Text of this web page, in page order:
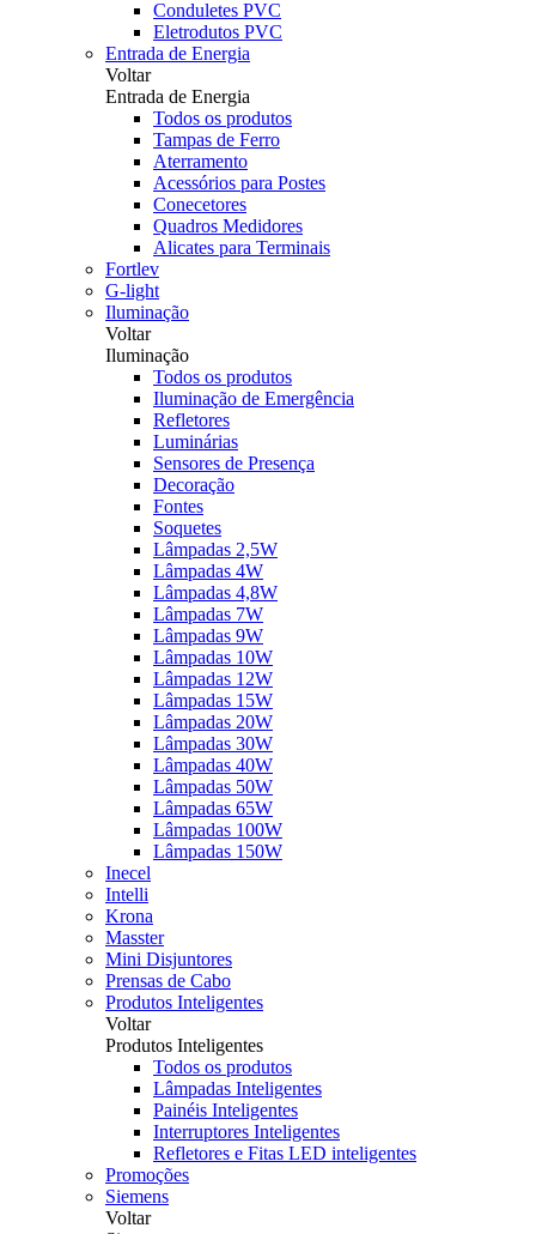
Conduletes PVC
Eletrodutos PVC
Entrada de Energia
Voltar
Entrada de Energia
Todos os produtos
Tampas de Ferro
Aterramento
Acessórios para Postes
Conecetores
Quadros Medidores
Alicates para Terminais
Fortlev
G-light
Iluminação
Voltar
Iluminação
Todos os produtos
Iluminação de Emergência
Refletores
Luminárias
Sensores de Presença
Decoração
Fontes
Soquetes
Lâmpadas 2,5W
Lâmpadas 4W
Lâmpadas 4,8W
Lâmpadas 7W
Lâmpadas 9W
Lâmpadas 10W
Lâmpadas 12W
Lâmpadas 15W
Lâmpadas 20W
Lâmpadas 30W
Lâmpadas 40W
Lâmpadas 50W
Lâmpadas 65W
Lâmpadas 100W
Lâmpadas 150W
Inecel
Intelli
Krona
Masster
Mini Disjuntores
Prensas de Cabo
Produtos Inteligentes
Voltar
Produtos Inteligentes
Todos os produtos
Lâmpadas Inteligentes
Painéis Inteligentes
Interruptores Inteligentes
Refletores e Fitas LED inteligentes
Promoções
Siemens
Voltar